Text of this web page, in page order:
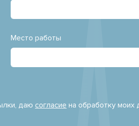
Место работы
даю согласие на обработку моих